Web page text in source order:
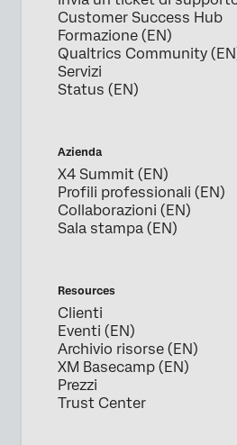
Cognome*
Azienda*
Job title*
E-mail di lavoro*
Nazione*
Privacy
Optin
Fornendo queste informazioni,
possiamo elaborare i dati personali
conformità con la nostraInformativa
Customer Success Hub
Formazione (EN)
Qualtrics Community
Servizi
Status (EN)
Azienda
X4 Summit (EN)
Profili professionali (EN)
Collaborazioni (EN)
Sala stampa (EN)
Resources
Clienti
Eventi (EN)
Archivio risorse (EN)
XM Basecamp (EN)
Prezzi
Trust Center